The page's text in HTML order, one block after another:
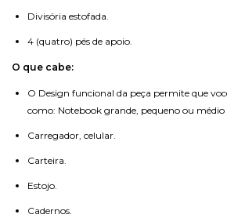
Divisória estofada.
4 (quatro) pés de apoio.
O que cabe:
O Design funcional da peça permite que
como: Notebook grande, pequeno ou médio
Carregador, celular.
Carteira.
Estojo.
Cadernos.